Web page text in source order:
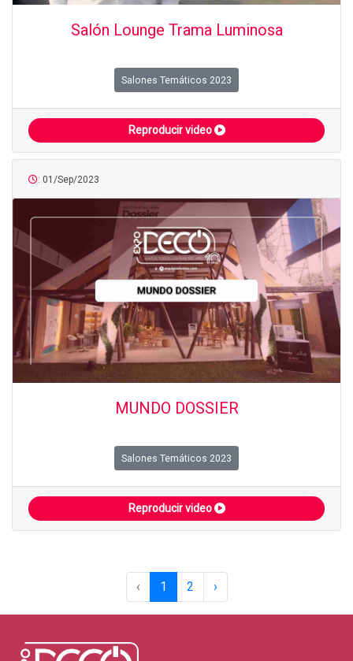
Salón Lounge Trama Luminosa
Salones Temáticos 2023
Reproducir video
: 01/Sep/2023
MUNDO DOSSIER
Salones Temáticos 2023
Reproducir video
‹ 1 2 ›